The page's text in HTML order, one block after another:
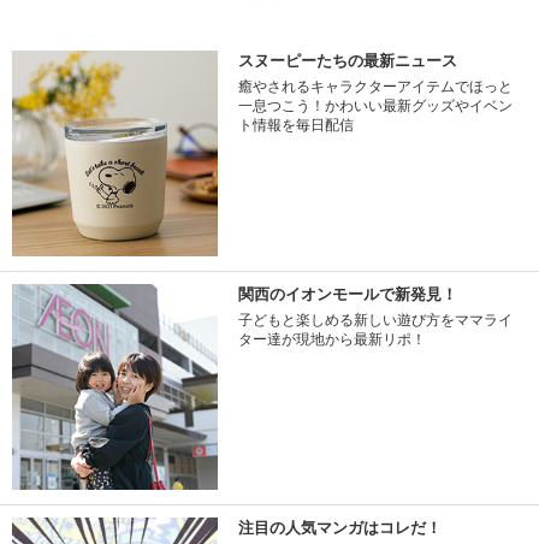
スヌーピーたちの最新ニュース
癒やされるキャラクターアイテムでほっと
一息つこう！かわいい最新グッズやイベン
ト情報を毎日配信
関西のイオンモールで新発見！
子どもと楽しめる新しい遊び方をママライ
ター達が現地から最新リポ！
注目の人気マンガはコレだ！